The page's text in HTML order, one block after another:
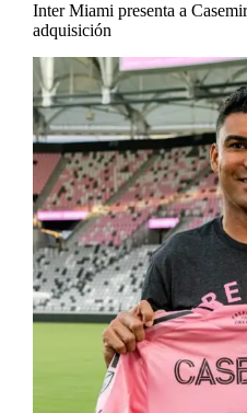
Inter Miami presenta a
adquisición